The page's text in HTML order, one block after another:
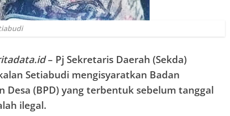
– Pj Sekretaris Daerah (Sekda)
Setiabudi mengisyaratkan Badan
Desa (BPD) yang terbentuk sebelum tanggal
ilegal.